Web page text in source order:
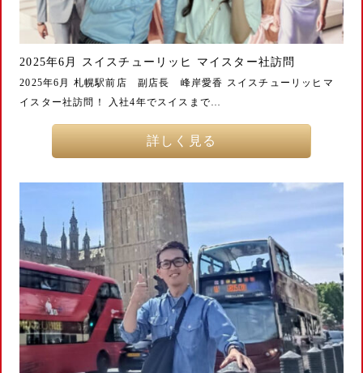
2025年6月 スイスチューリッヒ マイスター社訪問
2025年6月 札幌駅前店 副店長 峰岸愛香 スイスチューリッヒマ
イスター社訪問！ 入社4年でスイスまで…
詳しく見る